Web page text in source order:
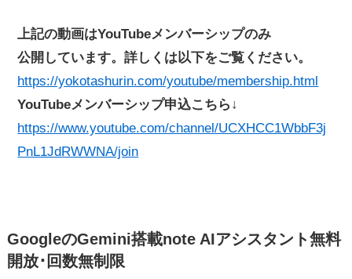
上記の動画はYouTubeメンバーシップのみ
公開しています。詳しくは以下をご覧ください。
https://yokotashurin.com/youtube/membership.html
YouTubeメンバーシップ申込こちら↓
https://www.youtube.com/channel/UCXHCC1WbbF3j
PnL1JdRWWNA/join
GoogleのGemini搭載note AIアシスタント無料
開放･回数無制限